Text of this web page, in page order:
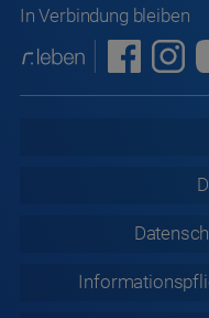
In Verbindung bleiben